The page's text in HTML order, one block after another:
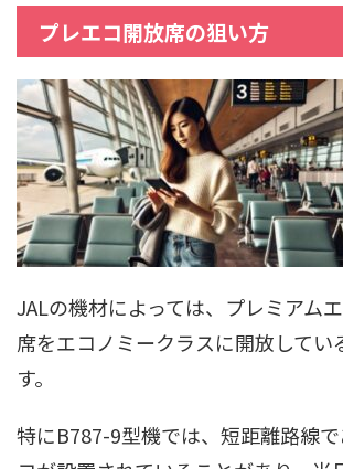
プレエコ開放席の狙い方
JALの機材によっては、プレミアム
席をエコノミークラスに開放してい
す。
特にB787-9型機では、短距離路線